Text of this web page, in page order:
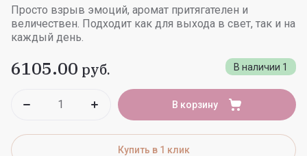
Просто взрыв эмоций, аромат притягателен и
величествен. Подходит как для выхода в свет, так и на
каждый день.
В наличии 1
6105.00 руб.
В корзину
Купить в 1 клик